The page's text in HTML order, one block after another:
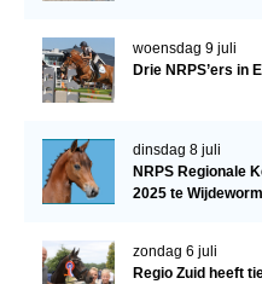
woensdag 9 juli
Drie NRPS’ers in
dinsdag 8 juli
NRPS Regionale
2025 te
zondag 6 juli
Regio Zuid heeft